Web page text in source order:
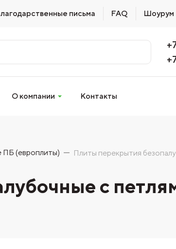
письма FAQ Шоурум
О компании Контакты
ПБ (европлиты) Плиты перекрытия
с